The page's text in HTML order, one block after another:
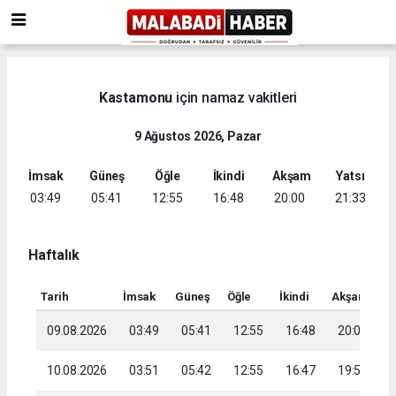
Kastamonu için namaz vakitleri
9 Ağustos 2026, Pazar
İmsak
03:49
Güneş
05:41
Öğle
12:55
İkindi
16:48
Akşam
20:00
Yatsı
21:33
Haftalık
Tarih İmsak Güneş Öğle İkindi Akşam
09.08.2026 03:49 05:41 12:55 16:48 20:00
10.08.2026 03:51 05:42 12:55 16:47 19:58